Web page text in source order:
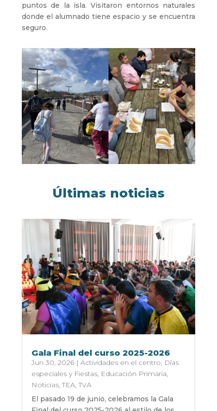
puntos de la isla. Visitaron entornos naturales
donde el alumnado tiene espacio y se encuentra
seguro.
Últimas noticias
Gala Final del curso 2025-2026
Jun 30, 2026| Actividades en el centro, Días
especiales y Fiestas, Educación Primaria,
Noticias,TEA,TVA
El pasado 19 de junio, celebramos la Gala